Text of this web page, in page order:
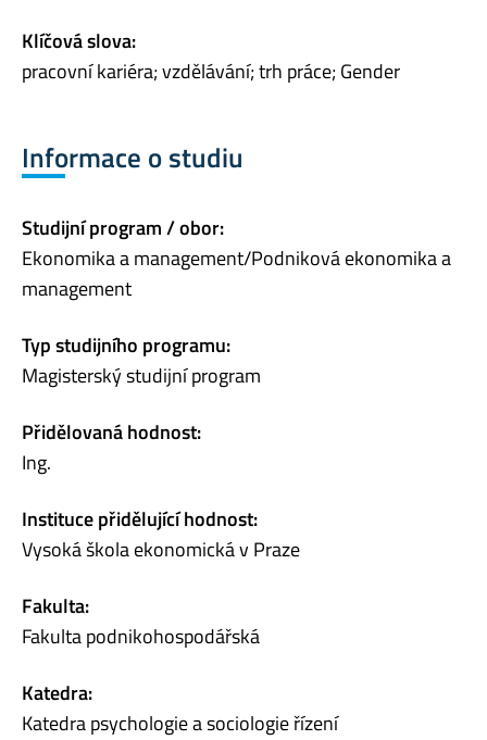
Klíčová slova:
pracovní kariéra; vzdělávání; trh práce; Gender
Informace o studiu
Studijní program / obor:
Ekonomika a management/Podniková ekonomika a
management
Typ studijního programu:
Magisterský studijní program
Přidělovaná hodnost:
Ing.
Instituce přidělující hodnost:
Vysoká škola ekonomická v Praze
Fakulta:
Fakulta podnikohospodářská
Katedra:
Katedra psychologie a sociologie řízení